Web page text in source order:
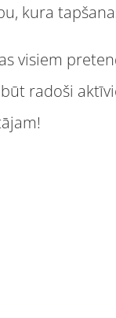
kura
visiem
radoši